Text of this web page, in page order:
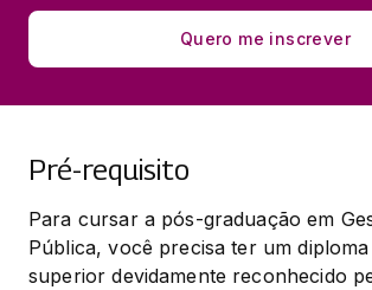
Quero me inscrever
Pré-requisito
Para cursar a pós-graduação em
Pública, você precisa ter um
superior devidamente reconhecido